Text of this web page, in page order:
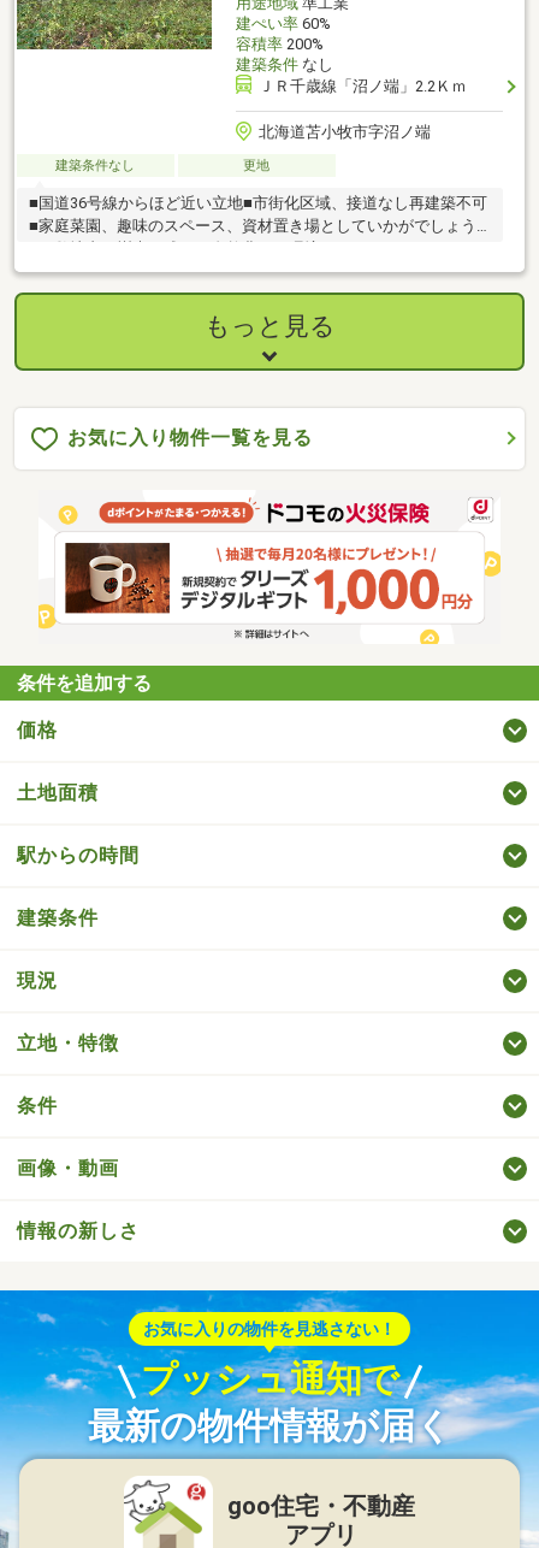
建ぺい率60%
容積率200%
建築条件なし
ＪＲ千歳線「沼ノ端」2.2Ｋｍ
北海道苫小牧市字沼ノ端
建築条件なし 更地
■国道36号線からほど近い立地■市街化区域、接道なし再建築不可
■家庭菜園、趣味のスペース、資材置き場としていかがでしょう
もっと見る
お気に入り物件一覧を見る
条件を追加する
価格
土地面積
駅からの時間
建築条件
現況
立地・特徴
条件
画像・動画
情報の新しさ
お気に入りの物件を見逃さない！
プッシュ通知で
最新の物件情報が届く
goo住宅・不動産
アプリ